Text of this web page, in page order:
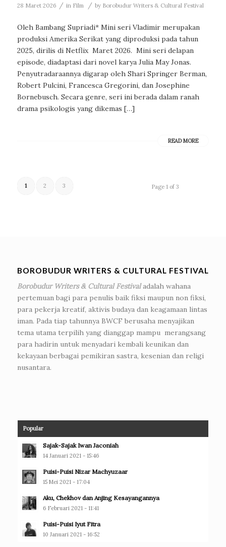
28 Maret 2026 / in Film / by Borobudur Writers & Cultural Festival
Oleh Bambang Supriadi* Mini seri Vladimir merupakan
produksi Amerika Serikat yang diproduksi pada tahun
2025, dirilis di Netflix Maret 2026. Mini seri delapan
episode, diadaptasi dari novel karya Julia May Jonas.
Penyutradaraannya digarap oleh Shari Springer Berman,
Robert Pulcini, Francesca Gregorini, dan Josephine
Bornebusch. Secara genre, seri ini berada dalam ranah
drama psikologis yang dikemas […]
READ MORE
Page 1 of 3
1 2 3
BOROBUDUR WRITERS & CULTURAL FESTIVAL
Borobudur Writers & Cultural Festivaladalah wahana
pertemuan bagi para penulis baik fiksi maupun non fiksi,
para pekerja kreatif, aktivis budaya dan keagamaan lintas
iman. Pada tiap tahunnya BWCF berusaha menyajikan
tema utama terpilih yang dianggap mampu merangsang
para hadirin untuk menyadari kembali keunikan dan
kekayaan berbagai pemikiran sastra, kesenian dan religi
nusantara.
Popular
Sajak-Sajak Iwan Jaconiah
14 Januari 2021 - 15:46
Puisi-Puisi Nizar Machyuzaar
15 Mei 2021 - 17:04
Aku, Chekhov dan Anjing Kesayangannya
6 Februari 2021 - 11:41
Puisi-Puisi Iyut Fitra
10 Januari 2021 - 16:52